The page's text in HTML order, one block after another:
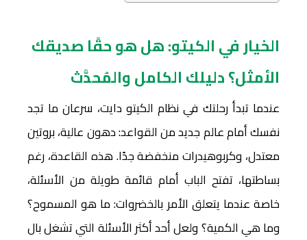
الخيار في الكيتو: هل هو حقًا صديقك
الأمثل؟ دليلك الكامل والمُحدَّث
عندما تبدأ رحلتك في نظام الكيتو دايت، سرعان ما تجد
نفسك أمام عالم جديد من القواعد: دهون عالية، بروتين
معتدل، وكربوهيدرات منخفضة جدًا. هذه القاعدة، رغم
بساطتها، تفتح الباب أمام قائمة طويلة من الأسئلة،
خاصة عندما يتعلق الأمر بالخضروات: ما هو المسموح؟
وما هي الكمية؟ ولعل أحد أكثر الأسئلة التي تشغل بال